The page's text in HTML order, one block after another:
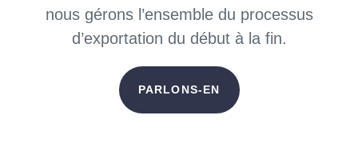
nous gérons l’ensemble du processus
d’exportation du début à la fin.
PARLONS-EN